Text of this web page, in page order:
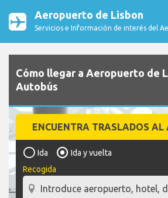
Aeropuerto de Lisbon
Servicios e Información de interés del
Cómo llegar a Aeropuerto de
Autobús
ENCUENTRA TRASLADOS AL
Ida
Ida y vuelta
Recogida